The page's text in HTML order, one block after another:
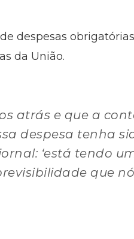
despesas
da União.
atrás e que a
despesa tenha
‘está tendo
que